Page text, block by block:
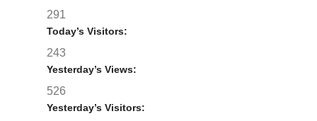
291
Today’s Visitors:
243
Yesterday’s Views:
526
Yesterday’s Visitors: